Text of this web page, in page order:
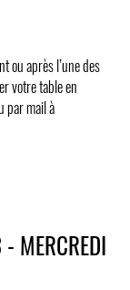
ou après l’une des
votre table en
par mail à
MERCREDI